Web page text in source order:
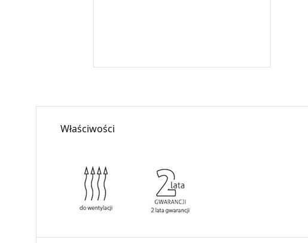
Właściwości